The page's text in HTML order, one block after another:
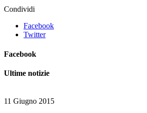
Condividi
Facebook
Twitter
Facebook
Ultime notizie
11 Giugno 2015